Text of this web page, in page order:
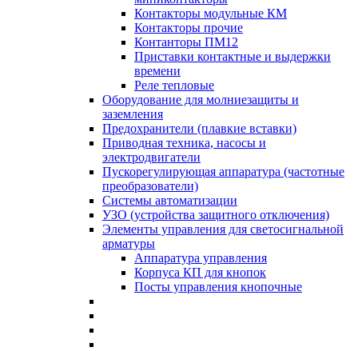
Контакторы модульные КМ
Контакторы прочие
Контанторы ПМ12
Приставки контактные и выдержки
времени
Реле тепловые
Оборудование для молниезащиты и
заземления
Предохранители (плавкие вставки)
Приводная техника, насосы и
электродвигатели
Пускорегулирующая аппаратура (частотные
преобразователи)
Системы автоматизации
УЗО (устройства защитного отключения)
Элементы управления для светосигнальной
арматуры
Аппаратура управления
Корпуса КП для кнопок
Посты управления кнопочные